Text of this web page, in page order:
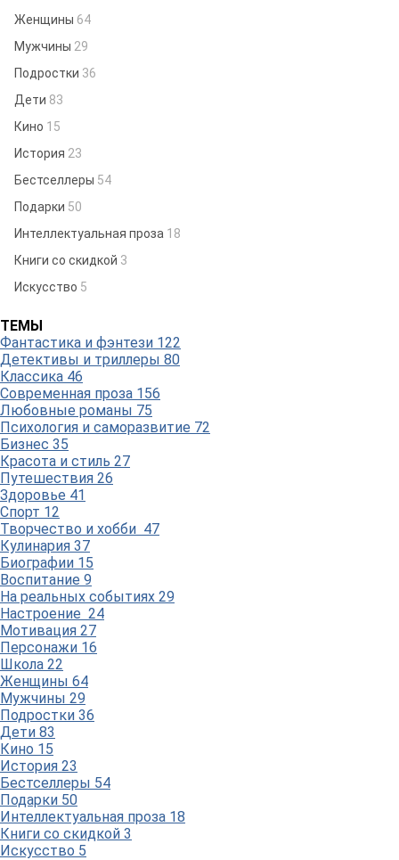
Женщины 64
Мужчины 29
Подростки 36
Дети 83
Кино 15
История 23
Бестселлеры 54
Подарки 50
Интеллектуальная проза 18
Книги со скидкой 3
Искусство 5
ТЕМЫ
Фантастика и фэнтези 122
Детективы и триллеры 80
Классика 46
Современная проза 156
Любовные романы 75
Психология и саморазвитие 72
Бизнес 35
Красота и стиль 27
Путешествия 26
Здоровье 41
Спорт 12
Творчество и хобби 47
Кулинария 37
Биографии 15
Воспитание 9
На реальных событиях 29
Настроение 24
Мотивация 27
Персонажи 16
Школа 22
Женщины 64
Мужчины 29
Подростки 36
Дети 83
Кино 15
История 23
Бестселлеры 54
Подарки 50
Интеллектуальная проза 18
Книги со скидкой 3
Искусство 5